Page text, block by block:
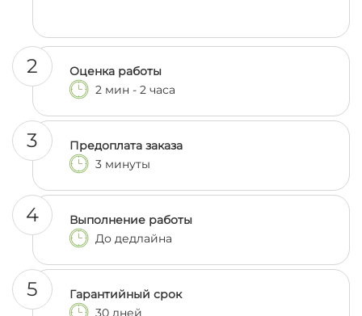
2
Оценка работы
2 мин - 2 часа
3
Предоплата заказа
3 минуты
4
Выполнение работы
До дедлайна
5
Гарантийный срок
30 дней